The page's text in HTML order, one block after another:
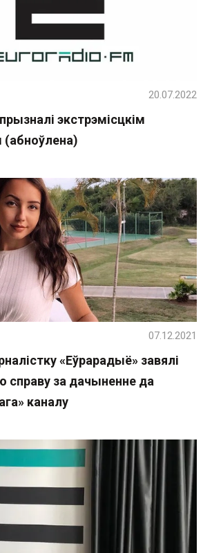
экстрэмісцкім
20.07.2022
«Еўрарадыё» завялі
справу за дачыненне да
каналу
07.12.2021